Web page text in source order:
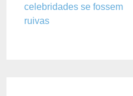
celebridades se fossem
ruivas